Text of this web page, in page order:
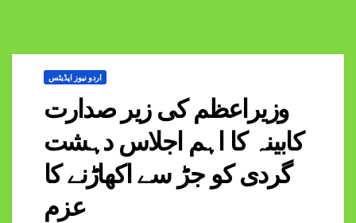
اردو نیوز اپڈیٹس
وزیراعظم کی زیر صدارت
کابینہ کا اہم اجلاس دہشت
گردی کو جڑ سے اکھاڑنے کا
عزم